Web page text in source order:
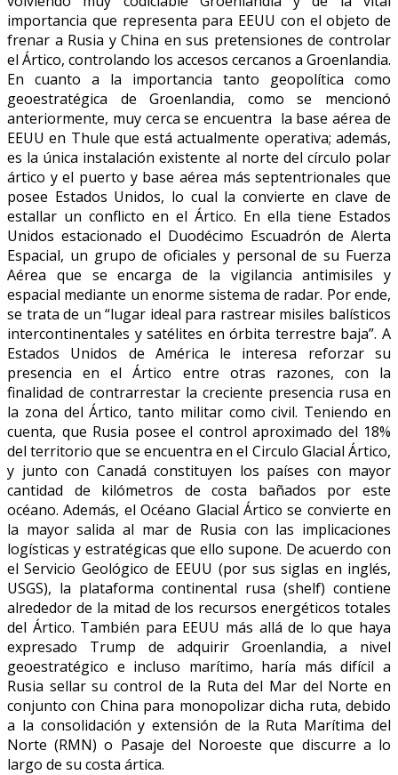
importancia que representa para EEUU con el objeto de
frenar a Rusia y China en sus pretensiones de controlar
el Ártico, controlando los accesos cercanos a Groenlandia.
En cuanto a la importancia tanto geopolítica como
geoestratégica de Groenlandia, como se mencionó
anteriormente, muy cerca se encuentra la base aérea de
EEUU en Thule que está actualmente operativa; además,
es la única instalación existente al norte del círculo polar
ártico y el puerto y base aérea más septentrionales que
posee Estados Unidos, lo cual la convierte en clave de
estallar un conflicto en el Ártico. En ella tiene Estados
Unidos estacionado el Duodécimo Escuadrón de Alerta
Espacial, un grupo de oficiales y personal de su Fuerza
Aérea que se encarga de la vigilancia antimisiles y
espacial mediante un enorme sistema de radar. Por ende,
se trata de un “lugar ideal para rastrear misiles balísticos
intercontinentales y satélites en órbita terrestre baja”. A
Estados Unidos de América le interesa reforzar su
presencia en el Ártico entre otras razones, con la
finalidad de contrarrestar la creciente presencia rusa en
la zona del Ártico, tanto militar como civil. Teniendo en
cuenta, que Rusia posee el control aproximado del 18%
del territorio que se encuentra en el Circulo Glacial Ártico,
y junto con Canadá constituyen los países con mayor
cantidad de kilómetros de costa bañados por este
océano. Además, el Océano Glacial Ártico se convierte en
la mayor salida al mar de Rusia con las implicaciones
logísticas y estratégicas que ello supone. De acuerdo con
el Servicio Geológico de EEUU (por sus siglas en inglés,
USGS), la plataforma continental rusa (shelf) contiene
alrededor de la mitad de los recursos energéticos totales
del Ártico. También para EEUU más allá de lo que haya
expresado Trump de adquirir Groenlandia, a nivel
geoestratégico e incluso marítimo, haría más difícil a
Rusia sellar su control de la Ruta del Mar del Norte en
conjunto con China para monopolizar dicha ruta, debido
a la consolidación y extensión de la Ruta Marítima del
Norte (RMN) o Pasaje del Noroeste que discurre a lo
largo de su costa ártica.